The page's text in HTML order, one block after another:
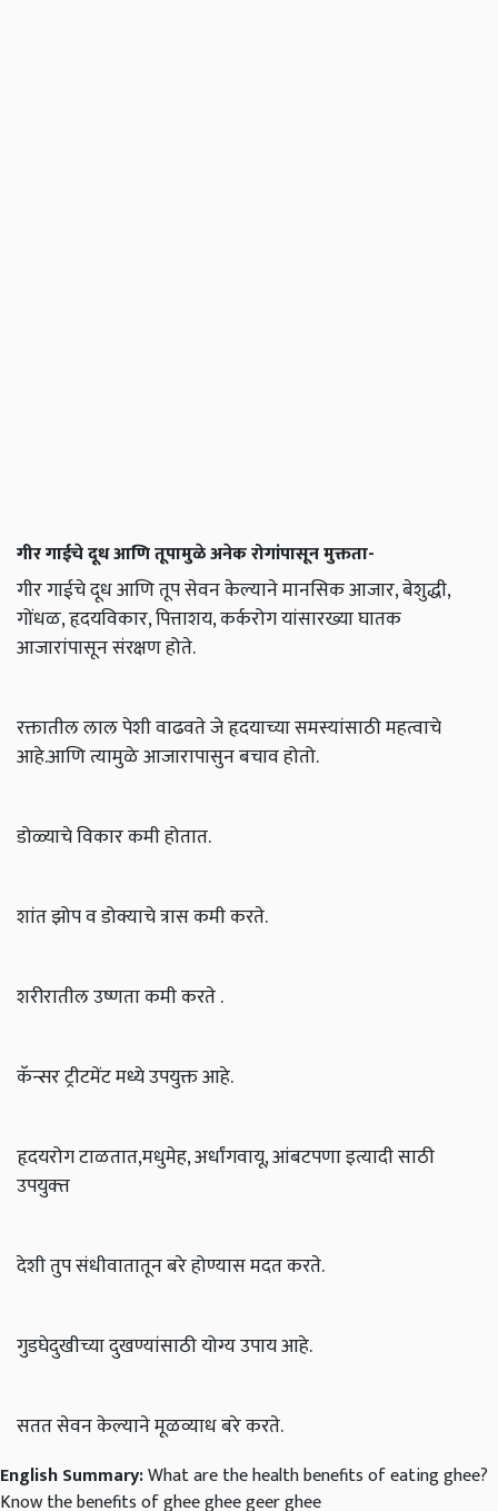
गीर गाईचे दूध आणि तूपामुळे अनेक रोगांपासून मुक्तता-
गीर गाईचे दूध आणि तूप सेवन केल्याने मानसिक आजार, बेशुद्धी,
गोंधळ, हृदयविकार, पित्ताशय, कर्करोग यांसारख्या घातक
आजारांपासून संरक्षण होते.
रक्तातील लाल पेशी वाढवते जे हृदयाच्या समस्यांसाठी महत्वाचे
आहे.आणि त्यामुळे आजारापासुन बचाव होतो.
डोळ्याचे विकार कमी होतात.
शांत झोप व डोक्याचे त्रास कमी करते.
शरीरातील उष्णता कमी करते .
कॅन्सर ट्रीटमेंट मध्ये उपयुक्त आहे.
हृदयरोग टाळतात,मधुमेह, अर्धांगवायू, आंबटपणा इत्यादी साठी
उपयुक्त्त
देशी तुप संधीवातातून बरे होण्यास मदत करते.
गुडघेदुखीच्या दुखण्यांसाठी योग्य उपाय आहे.
सतत सेवन केल्याने मूळव्याध बरे करते.
English Summary:What are the health benefits of eating ghee?
Know the benefits of ghee ghee geer ghee